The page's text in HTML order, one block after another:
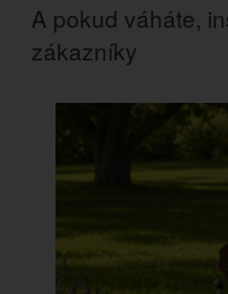
A pokud váháte,
zákazníky